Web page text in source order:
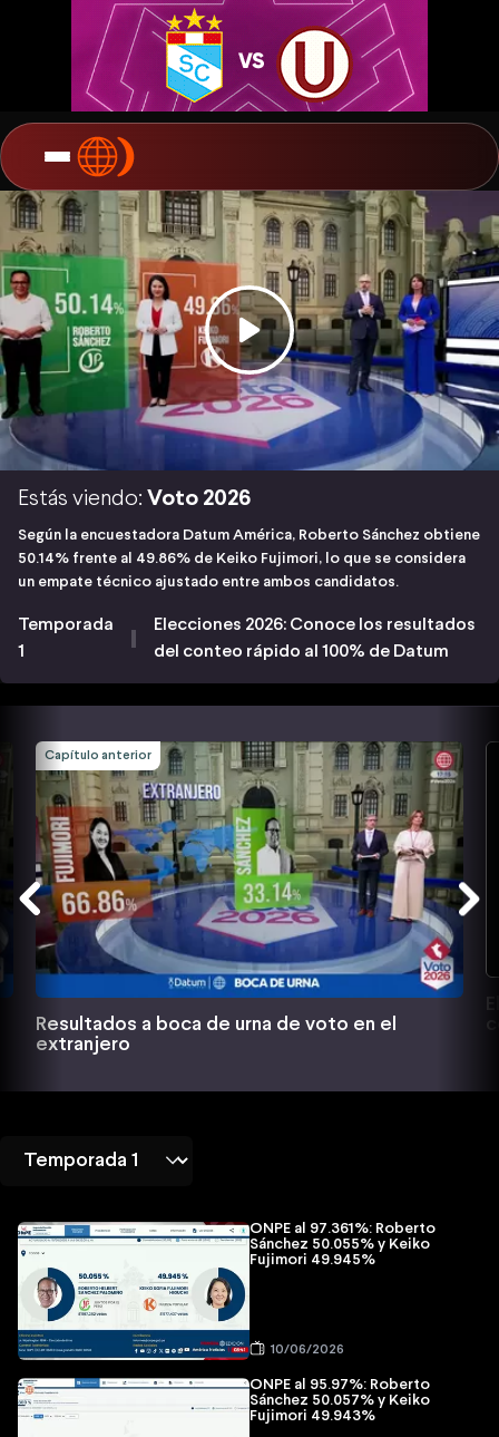
Estás viendo: Voto 2026
Según la encuestadora Datum América, Roberto Sánchez obtiene
50.14% frente al 49.86% de Keiko Fujimori, lo que se considera
un empate técnico ajustado entre ambos candidatos.
Temporada
1
Elecciones 2026: Conoce los resultados
del conteo rápido al 100% de Datum
Capítulo anterior
Resultados a boca de urna de voto en el
extranjero
ONPE al 97.361%: Roberto
Sánchez 50.055% y Keiko
Fujimori 49.945%
10/06/2026
ONPE al 95.97%: Roberto
Sánchez 50.057% y Keiko
Fujimori 49.943%